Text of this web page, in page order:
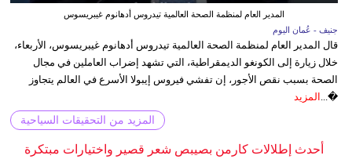
المدير العام لمنظمة الصحة العالمية تيدروس أدهانوم غيبريسوس
جنيف - عُمان اليوم
قال المدير العام لمنظمة الصحة العالمية تيدروس أدهانوم غيبريسوس، الأربعاء،
خلال زيارة إلى الكونغو الديمقراطية، التي تشهد إضراب العاملين في مجال
الصحة بسبب نقص الأجور، إن تفشي فيروس إيبولا الأسرع في العالم يتجاوز
�... المزيد
المزيد من التحقيقات السياحية
أحدث إطلالات كارمن بصيبص شعر قصير واختيارات مبتكرة